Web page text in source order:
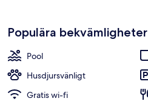
Populära bekvämligheter
Pool
Husdjursvänligt
Gratis wi-fi